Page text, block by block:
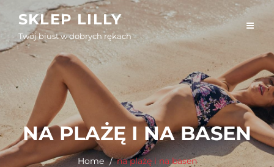
content
SKLEP LILLY
Twój biust w dobrych rękach
NA PLAŻĘ I NA BASEN
Home na plażę i na basen